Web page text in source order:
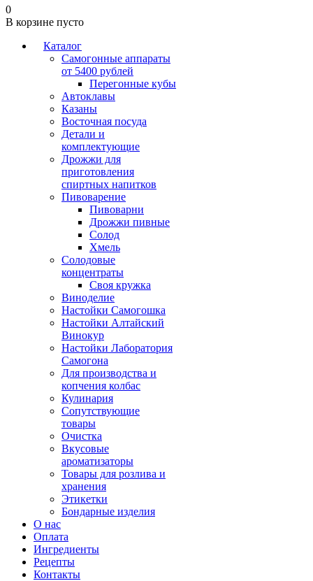
0
В корзине пусто
Каталог
Самогонные аппараты
от 5400 рублей
Перегонные кубы
Автоклавы
Казаны
Восточная посуда
Детали и
комплектующие
Дрожжи для
приготовления
спиртных напитков
Пивоварение
Пивоварни
Дрожжи пивные
Солод
Хмель
Солодовые
концентраты
Своя кружка
Виноделие
Настойки Самогошка
Настойки Алтайский
Винокур
Настойки Лаборатория
Самогона
Для производства и
копчения колбас
Кулинария
Сопутствующие
товары
Очистка
Вкусовые
ароматизаторы
Товары для розлива и
хранения
Этикетки
Бондарные изделия
О нас
Оплата
Ингредиенты
Рецепты
Контакты